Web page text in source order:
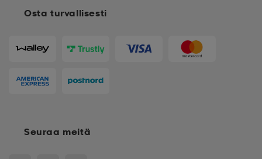
Osta turvallisesti
Seuraa meitä